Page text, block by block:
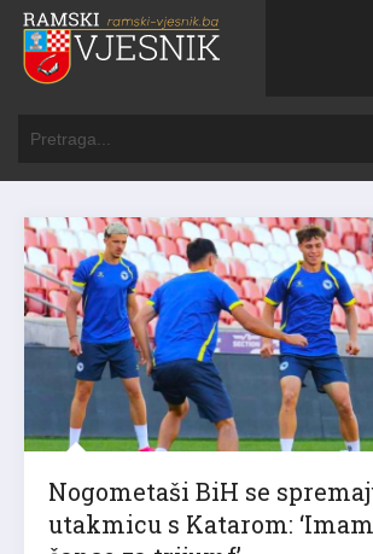
Nogometaši BiH se
utakmicu s Katarom: